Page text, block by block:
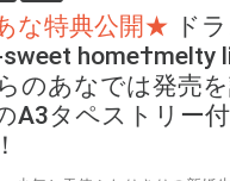
な特典公開★ ド
home†melty
のあなでは発売
A3タペストリー